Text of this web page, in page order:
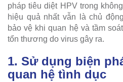
pháp tiêu diệt HPV trong
hiệu quả nhất vẫn là chủ
bảo vệ khi quan hệ và tầm
tổn thương do virus gây ra.
1. Sử dụng biện
quan hệ tình dục